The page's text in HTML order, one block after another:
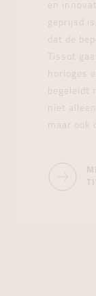
en
geprijsd
dat de
Tissot
horloges
begeleidt
niet
maar ook